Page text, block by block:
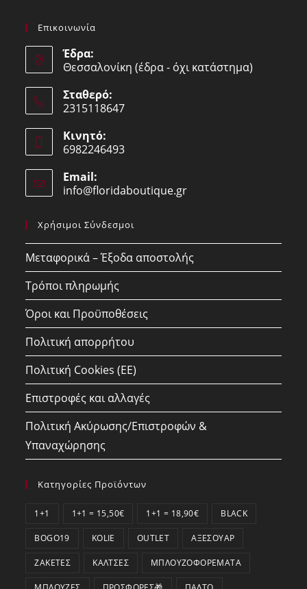
Επικοινωνία
Έδρα:
Θεσσαλονίκη (έδρα - όχι κατάστημα)
Σταθερό:
2315118647
in
your
application
Κινητό:
6982246493
in
your
Email:
info@floridaboutique.grOpens
Χρήσιμοι Σύνδεσμοι
Μεταφορικά – Έξοδα αποστολής
Τρόποι πληρωμής
Όροι και Προϋποθέσεις
Πολιτική απορρήτου
Πολιτική Cookies (ΕΕ)
Επιστροφές και αλλαγές
Πολιτική Ακύρωσης/Επιστροφών &
Υπαναχώρησης
Κατηγορίες Προϊόντων
1+1 1+1 = 15,50€ 1+1 = 18,90€ BLACK
BOGO19 KOLIE OUTLET ΑΞΕΣΟΥΆΡ
ΖΑΚΈΤΕΣ ΚΆΛΤΣΕΣ ΜΠΛΟΥΖΟΦΟΡΈΜΑΤΑ